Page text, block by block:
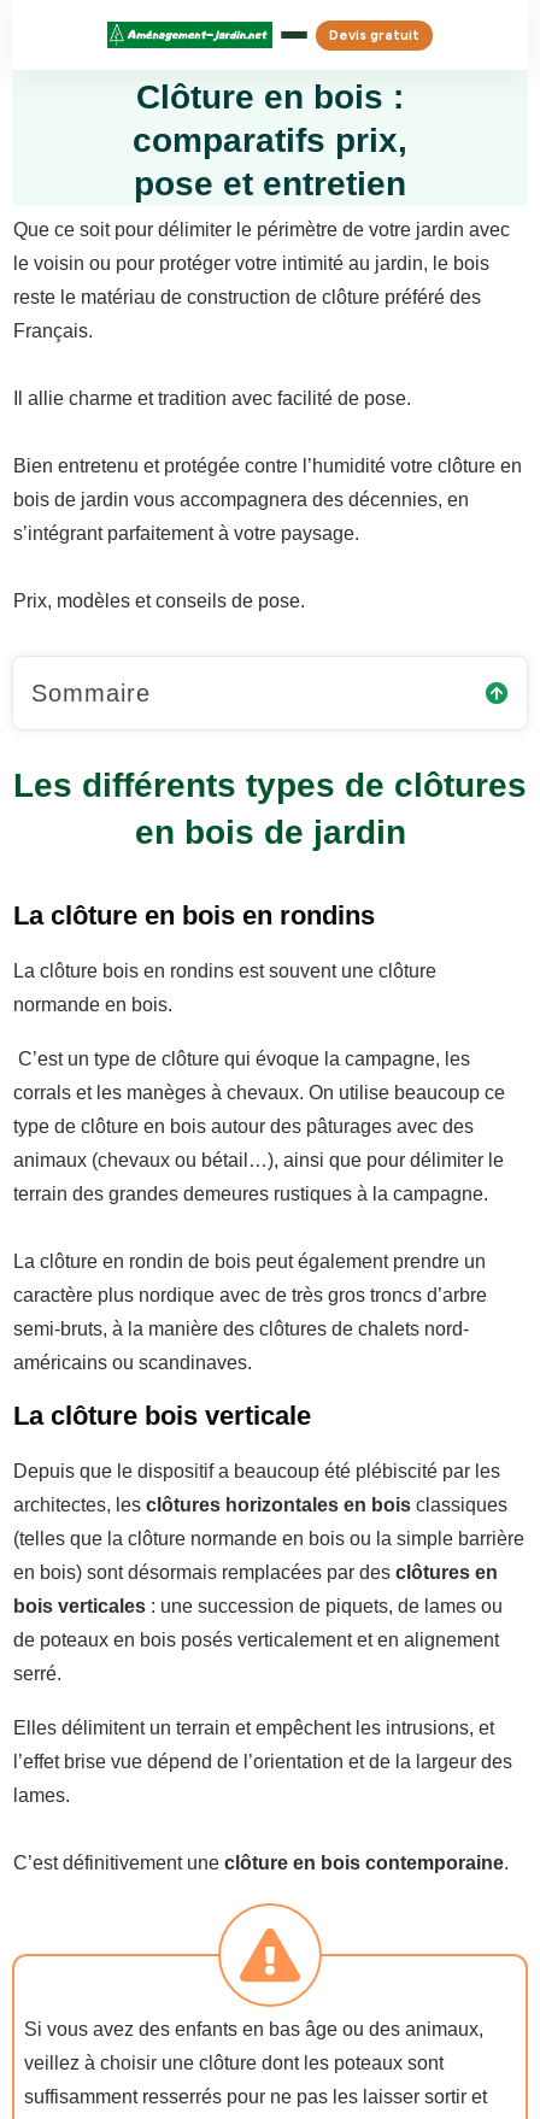
Devis gratuit
Clôture en bois :
comparatifs prix,
pose et entretien
Que ce soit pour délimiter le périmètre de votre jardin avec
le voisin ou pour protéger votre intimité au jardin, le bois
reste le matériau de construction de clôture préféré des
Français.
Il allie charme et tradition avec facilité de pose.
Bien entretenu et protégée contre l’humidité votre clôture en
bois de jardin vous accompagnera des décennies, en
s’intégrant parfaitement à votre paysage.
Prix, modèles et conseils de pose.
Sommaire
Les différents types de clôtures
en bois de jardin
La clôture en bois en rondins
La clôture bois en rondins est souvent une clôture
normande en bois.
C’est un type de clôture qui évoque la campagne, les
corrals et les manèges à chevaux. On utilise beaucoup ce
type de clôture en bois autour des pâturages avec des
animaux (chevaux ou bétail…), ainsi que pour délimiter le
terrain des grandes demeures rustiques à la campagne.
La clôture en rondin de bois peut également prendre un
caractère plus nordique avec de très gros troncs d’arbre
semi-bruts, à la manière des clôtures de chalets nord-
américains ou scandinaves.
La clôture bois verticale
Depuis que le dispositif a beaucoup été plébiscité par les
architectes, les clôtures horizontales en bois classiques
(telles que la clôture normande en bois ou la simple barrière
en bois) sont désormais remplacées par des clôtures en
bois verticales : une succession de piquets, de lames ou
de poteaux en bois posés verticalement et en alignement
serré.
Elles délimitent un terrain et empêchent les intrusions, et
l’effet brise vue dépend de l’orientation et de la largeur des
lames.
C’est définitivement une clôture en bois contemporaine.
Si vous avez des enfants en bas âge ou des animaux,
veillez à choisir une clôture dont les poteaux sont
suffisamment resserrés pour ne pas les laisser sortir et